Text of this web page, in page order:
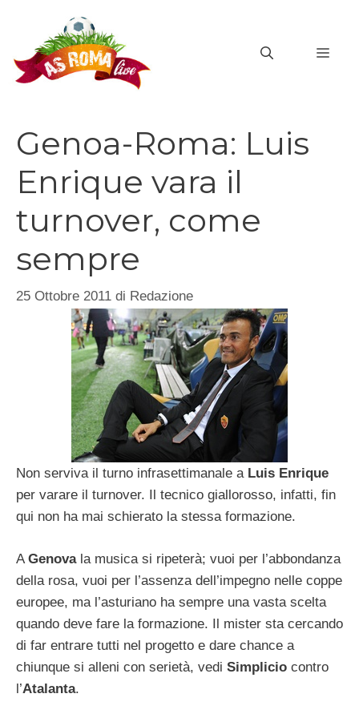
contenuto
Genoa-Roma: Luis
Enrique vara il
turnover, come
sempre
25 Ottobre 2011 di Redazione
Non serviva il turno infrasettimanale aLuis Enrique
per varare il turnover. Il tecnico giallorosso, infatti, fin
qui non ha mai schierato la stessa formazione.
A Genovala musica si ripeterà; vuoi per l’abbondanza
della rosa, vuoi per l’assenza dell’impegno nelle coppe
europee, ma l’asturiano ha sempre una vasta scelta
quando deve fare la formazione. Il mister sta cercando
di far entrare tutti nel progetto e dare chance a
chiunque si alleni con serietà, vedi Simplicio contro
l’Atalanta.